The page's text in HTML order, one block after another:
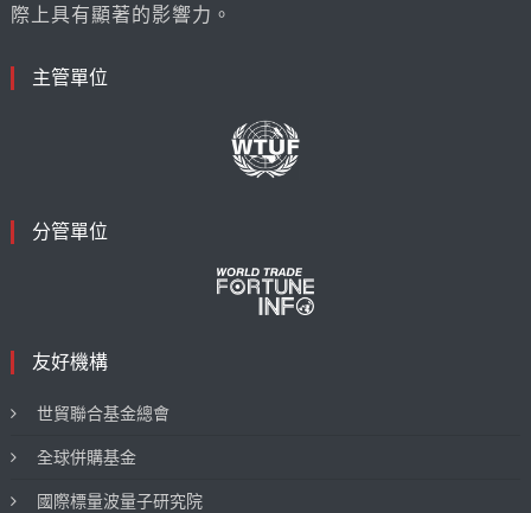
際上具有顯著的影響力。
主管單位
分管單位
友好機構
世貿聯合基金總會
全球併購基金
國際標量波量子研究院